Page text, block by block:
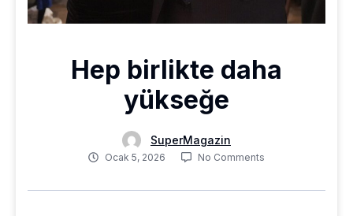
Hep birlikte daha
yükseğe
SuperMagazin
Ocak 5, 2026 No Comments